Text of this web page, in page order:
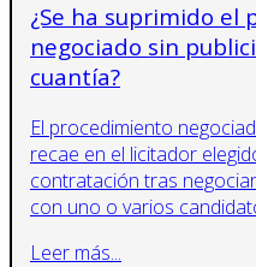
¿Se ha suprimido el
negociado sin
cuantía?
El procedimiento
recae en el licitador
contratación tras
con uno o varios
Leer más...